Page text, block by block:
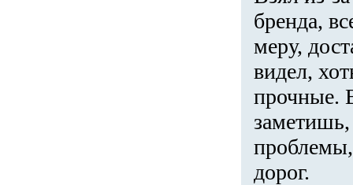
бренда,
меру,
видел,
прочные.
проблемы,
дорог.